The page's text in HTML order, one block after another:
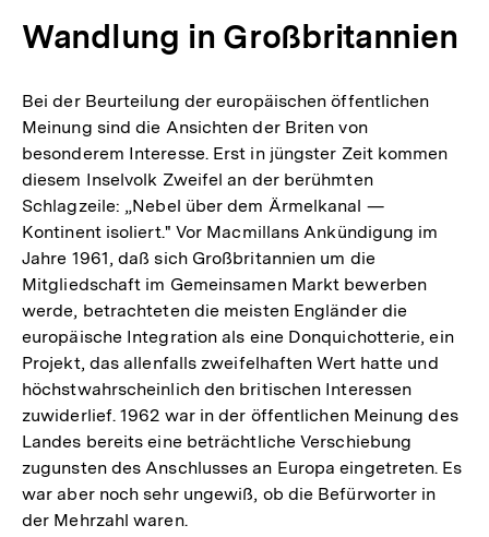
Wandlung in Großbritannien
Bei der Beurteilung der europäischen öffentlichen
Meinung sind die Ansichten der Briten von
besonderem Interesse. Erst in jüngster Zeit kommen
diesem Inselvolk Zweifel an der berühmten
Schlagzeile: „Nebel über dem Ärmelkanal —
Kontinent isoliert." Vor Macmillans Ankündigung im
Jahre 1961, daß sich Großbritannien um die
Mitgliedschaft im Gemeinsamen Markt bewerben
werde, betrachteten die meisten Engländer die
europäische Integration als eine Donquichotterie, ein
Projekt, das allenfalls zweifelhaften Wert hatte und
höchstwahrscheinlich den britischen Interessen
zuwiderlief. 1962 war in der öffentlichen Meinung des
Landes bereits eine beträchtliche Verschiebung
zugunsten des Anschlusses an Europa eingetreten. Es
war aber noch sehr ungewiß, ob die Befürworter in
der Mehrzahl waren.